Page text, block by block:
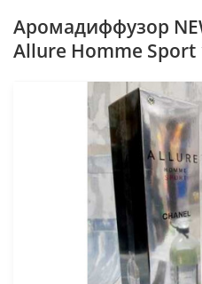
Аромадиффузор
Allure Homme Sport